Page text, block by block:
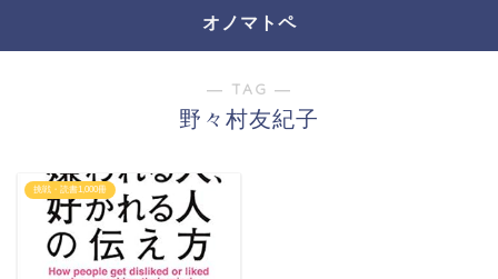
オノマトペ
― TAG ―
野々村友紀子
挑戦・読書1,000冊